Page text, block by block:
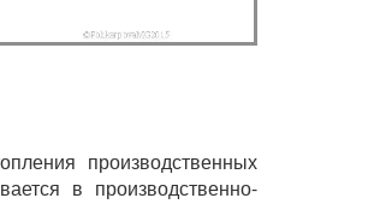
производственных
в производственно-